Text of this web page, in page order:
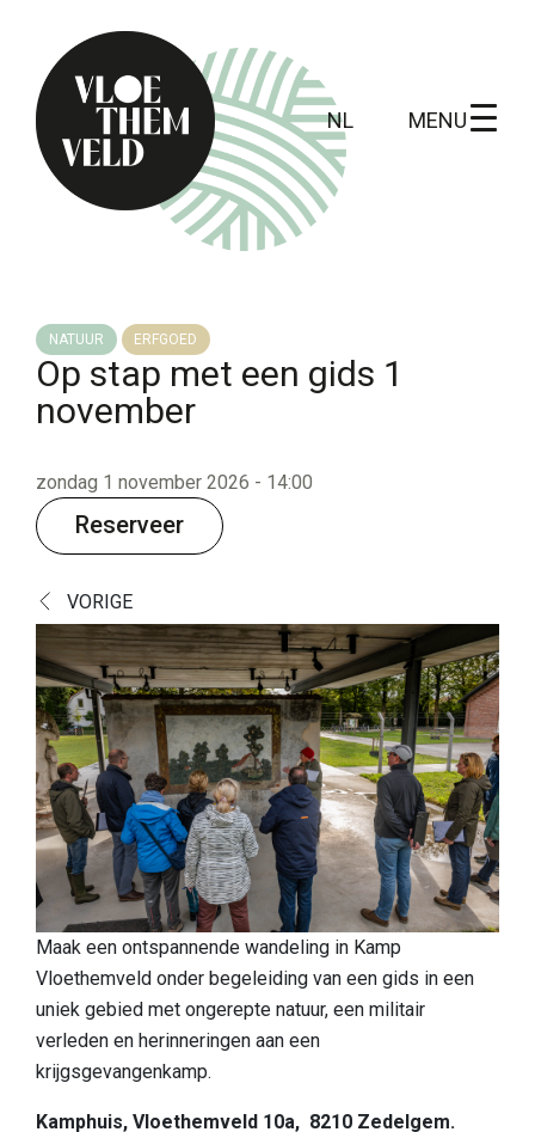
NL MENU
Te doen
Alle activiteiten
Gidsbeurten
Kunst in Vloethemveld
Ontdek
Europese topnatuur
Cultuurhistorisch landschap
Een boeiende geschiedenis
Een blik op de vondsten
Boek Verborgen Parel
Praktische info
Onthaalpoorten
Speelzone
Eten & drinken
NATUUR ERFGOED
Op stap met een gids 1
november
zondag 1 november 2026 - 14:00
Reserveer
VORIGE
Maak een ontspannende wandeling in Kamp
Vloethemveld onder begeleiding van een gids in een
uniek gebied met ongerepte natuur, een militair
verleden en herinneringen aan een
krijgsgevangenkamp.
Kamphuis, Vloethemveld 10a, 8210 Zedelgem.